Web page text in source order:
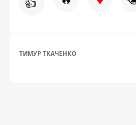
ТИМУР ТКАЧЕНКО